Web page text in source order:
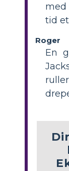
med
tid
Roger
En